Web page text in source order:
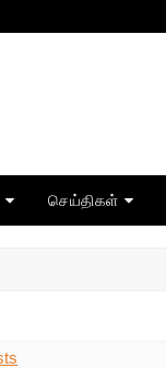
செய்திகள்